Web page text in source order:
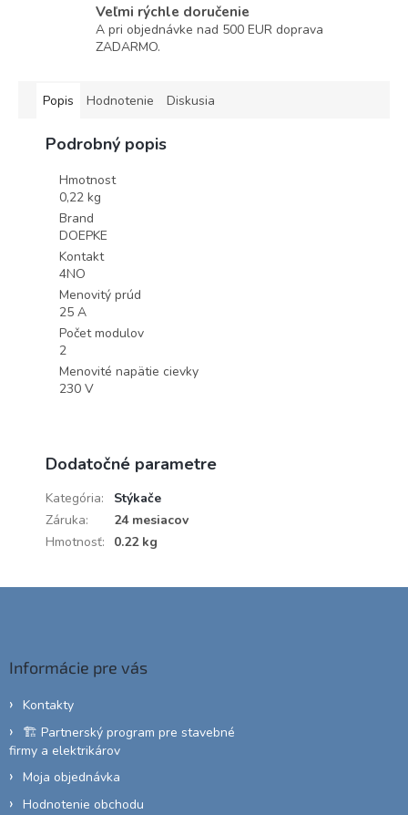
Veľmi rýchle doručenie
A pri objednávke nad 500 EUR doprava
ZADARMO.
Popis Hodnotenie Diskusia
Podrobný popis
Hmotnost
0,22 kg
Brand
DOEPKE
Kontakt
4NO
Menovitý prúd
25 A
Počet modulov
2
Menovité napätie cievky
230 V
Dodatočné parametre
Kategória:
Stýkače
Záruka:
24 mesiacov
Hmotnosť: 0.22 kg
Informácie pre vás
Kontakty
🏗️ Partnerský program pre stavebné
firmy a elektrikárov
Moja objednávka
Hodnotenie obchodu